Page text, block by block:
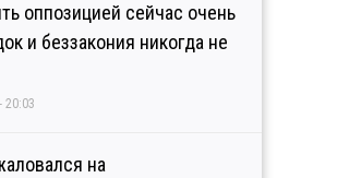
оппозицией сейчас очень
и беззакония никогда не
20:03
на